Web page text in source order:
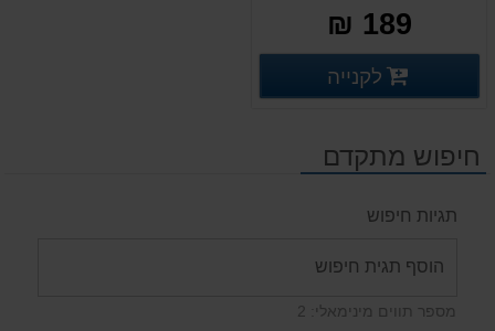
189 ₪
פרטים נוספים
לקנייה
חיפוש מתקדם
תגיות חיפוש
מספר תווים מינימאלי: 2